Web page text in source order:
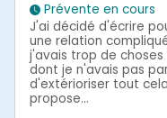
Prévente en cours
J'ai décidé d'écrire
une relation
j'avais trop de
dont je n'avais pas
d'extérioriser tout
propose...